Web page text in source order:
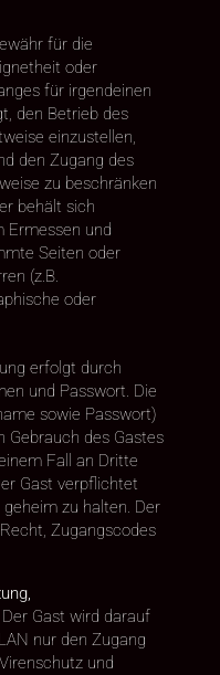
für die
oder
für irgendeinen
den Betrieb des
einzustellen,
den Zugang des
zu beschränken
behält sich
Ermessen und
Seiten oder
(z.B.
oder
erfolgt durch
und Passwort. Die
sowie Passwort)
Gebrauch des Gastes
Fall an Dritte
Gast verpflichtet
zu halten. Der
Zugangscodes
Gast wird darauf
nur den Zugang
und